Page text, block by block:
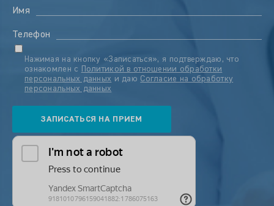
Имя
Телефон
Нажимая на кнопку «Записаться», я подтверждаю, что
ознакомлен с
Политикой в отношении обработки
персональных данных и даю Согласие на обработку
персональных данных